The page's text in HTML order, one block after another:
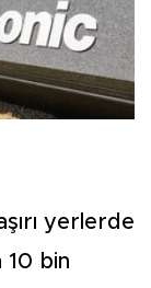
yerlerde
10 bin